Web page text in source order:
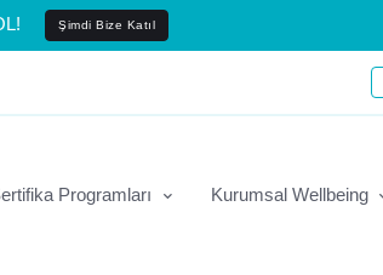
Şimdi Bize Katıl
Programları Kurumsal Wellbeing